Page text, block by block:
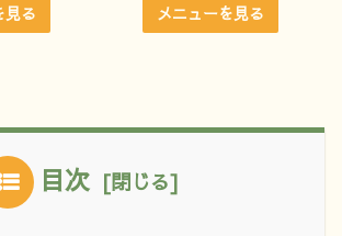
見る メニューを見る
目次